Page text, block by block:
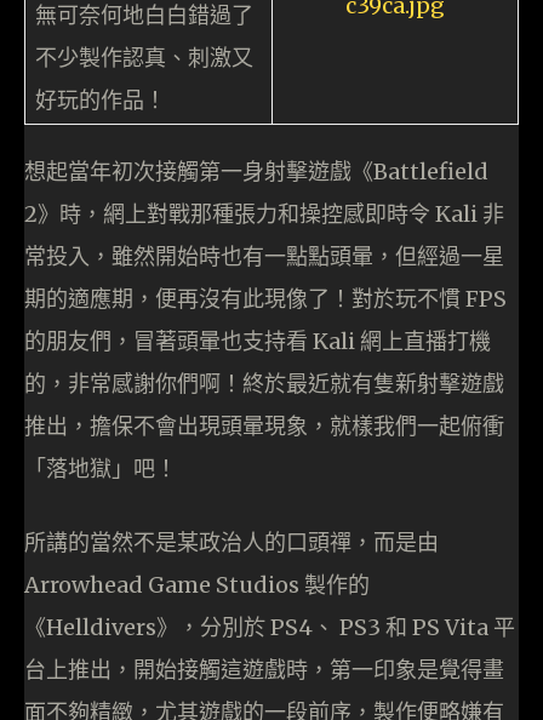
無可奈何地白白錯過了
不少製作認真、刺激又
好玩的作品！
想起當年初次接觸第一身射擊遊戲《Battlefield
2》時，網上對戰那種張力和操控感即時令 Kali 非
常投入，雖然開始時也有一點點頭暈，但經過一星
期的適應期，便再沒有此現像了！對於玩不慣 FPS
的朋友們，冒著頭暈也支持看 Kali 網上直播打機
的，非常感謝你們啊！終於最近就有隻新射擊遊戲
推出，擔保不會出現頭暈現象，就樣我們一起俯衝
「落地獄」吧！
所講的當然不是某政治人的口頭禪，而是由
Arrowhead Game Studios 製作的
《Helldivers》，分別於 PS4、 PS3 和 PS Vita 平
台上推出，開始接觸這遊戲時，第一印象是覺得畫
面不夠精緻，尤其遊戲的一段前序，製作便略嫌有